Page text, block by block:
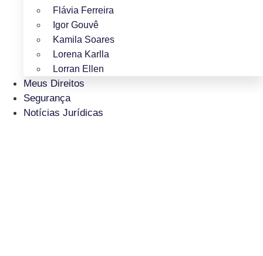
Flávia Ferreira
Igor Gouvê
Kamila Soares
Lorena Karlla
Lorran Ellen
Meus Direitos
Segurança
Notícias Jurídicas